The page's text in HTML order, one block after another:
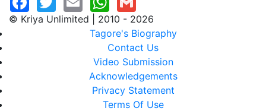
© Kriya Unlimited | 2010 - 2026
Tagore's Biography
Contact Us
Video Submission
Acknowledgements
Privacy Statement
Terms Of Use